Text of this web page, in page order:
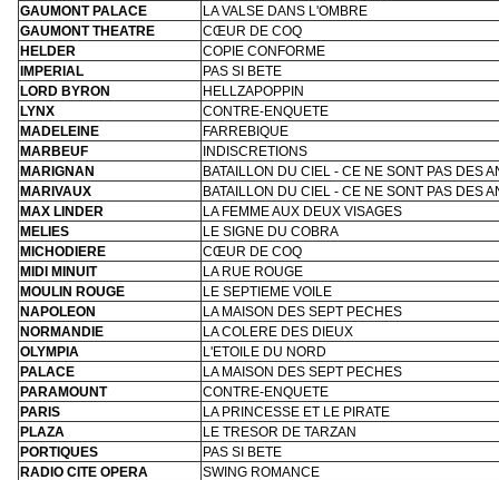
GAUMONT PALACE
LA VALSE DANS L'OMBRE
GAUMONT THEATRE
CŒUR DE COQ
HELDER
COPIE CONFORME
IMPERIAL
PAS SI BETE
LORD BYRON
HELLZAPOPPIN
LYNX
CONTRE-ENQUETE
MADELEINE
FARREBIQUE
MARBEUF
INDISCRETIONS
MARIGNAN
BATAILLON DU CIEL - CE NE SONT PAS DES
MARIVAUX
BATAILLON DU CIEL - CE NE SONT PAS DES
MAX LINDER
LA FEMME AUX DEUX VISAGES
MELIES
LE SIGNE DU COBRA
MICHODIERE
CŒUR DE COQ
MIDI MINUIT
LA RUE ROUGE
MOULIN ROUGE
LE SEPTIEME VOILE
NAPOLEON
LA MAISON DES SEPT PECHES
NORMANDIE
LA COLERE DES DIEUX
OLYMPIA
L'ETOILE DU NORD
PALACE
LA MAISON DES SEPT PECHES
PARAMOUNT
CONTRE-ENQUETE
PARIS
LA PRINCESSE ET LE PIRATE
PLAZA
LE TRESOR DE TARZAN
PORTIQUES
PAS SI BETE
RADIO CITE OPERA
SWING ROMANCE